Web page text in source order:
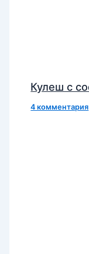
Кулеш с
4 комментария